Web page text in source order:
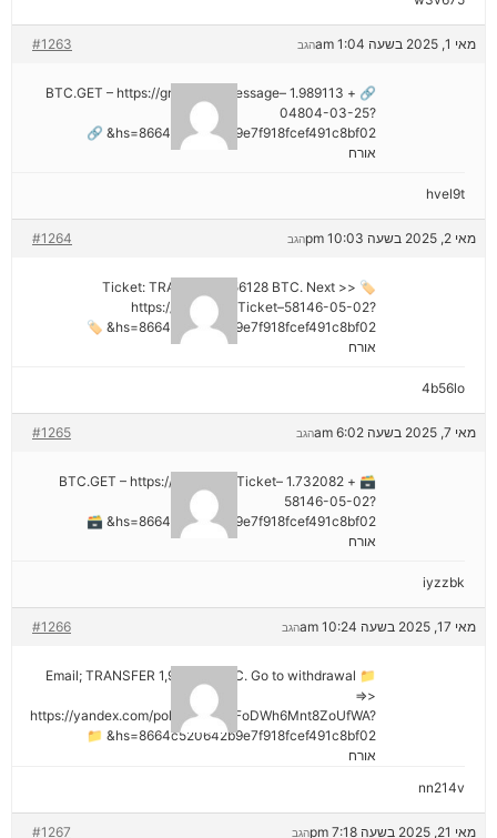
מאי 1, 2025 בשעה 1:04 am #1263 הגב
🔗 + 1.989113 BTC.GET – https://graph.org/Message–
04804-03-25?
hs=8664c520642b9e7f918fcef491c8bf02& 🔗
אורח
hvel9t
מאי 2, 2025 בשעה 10:03 pm #1264 הגב
🏷 Ticket: TRANSFER 1,56128 BTC. Next >>
https://graph.org/Ticket–58146-05-02?
hs=8664c520642b9e7f918fcef491c8bf02& 🏷
אורח
4b56lo
מאי 7, 2025 בשעה 6:02 am #1265 הגב
🗃 + 1.732082 BTC.GET – https://graph.org/Ticket–
58146-05-02?
hs=8664c520642b9e7f918fcef491c8bf02& 🗃
אורח
iyzzbk
מאי 17, 2025 בשעה 10:24 am #1266 הגב
📁 Email; TRANSFER 1,988187 BTC. Go to withdrawal
=>>
https://yandex.com/poll/7R6WLNFoDWh6Mnt8ZoUfWA?
hs=8664c520642b9e7f918fcef491c8bf02& 📁
אורח
nn214v
מאי 21, 2025 בשעה 7:18 pm #1267 הגב